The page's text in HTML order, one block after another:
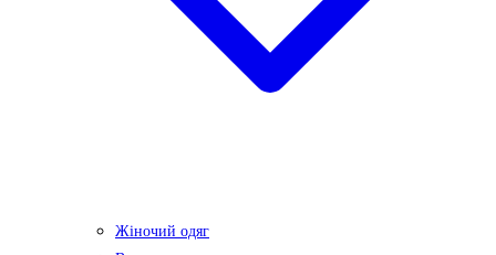
Жіночий одяг